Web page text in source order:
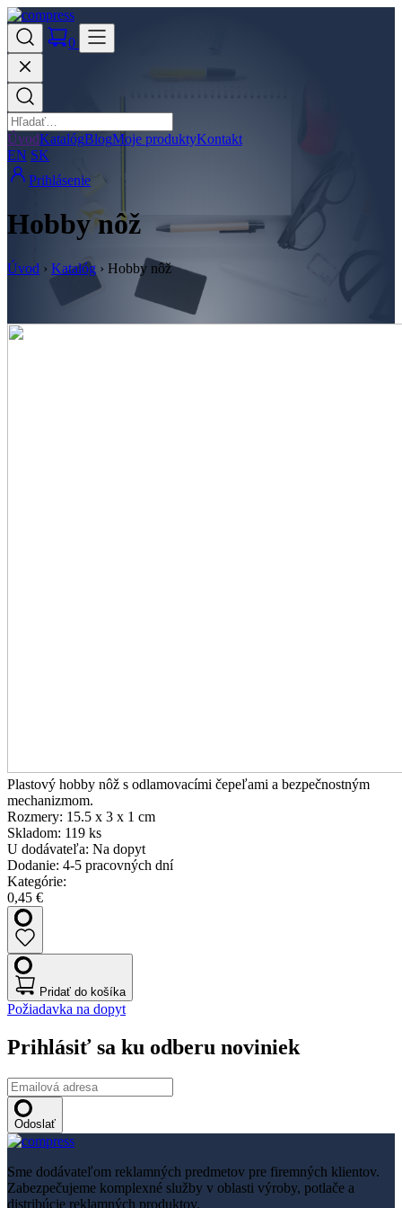
0
ÚvodKatalógBlogMoje produktyKontakt
EN SK
Prihlásenie
Hobby nôž
Úvod › Katalóg › Hobby nôž
Plastový hobby nôž s odlamovacími čepeľami a bezpečnostným
mechanizmom.
Rozmery: 15.5 x 3 x 1 cm
Skladom: 119 ks
U dodávateľa: Na dopyt
Dodanie: 4-5 pracovných dní
Kategórie:
0,45 €
Pridať do košíka
Požiadavka na dopyt
Prihlásiť sa ku odberu noviniek
Odoslať
Sme dodávateľom reklamných predmetov pre firemných klientov.
Zabezpečujeme komplexné služby v oblasti výroby, potlače a
distribúcie reklamných produktov.